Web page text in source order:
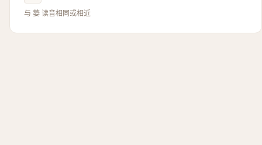
与 蒆 读音相同或相近